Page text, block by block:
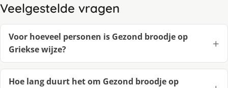
Veelgestelde vragen
Voor hoeveel personen is Gezond broodje op
Griekse wijze?
Hoe lang duurt het om Gezond broodje op